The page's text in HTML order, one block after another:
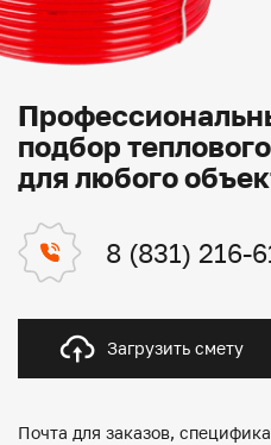
подбор
для любого
8 (831) 216-
Загрузить смету
Почта для заказов,